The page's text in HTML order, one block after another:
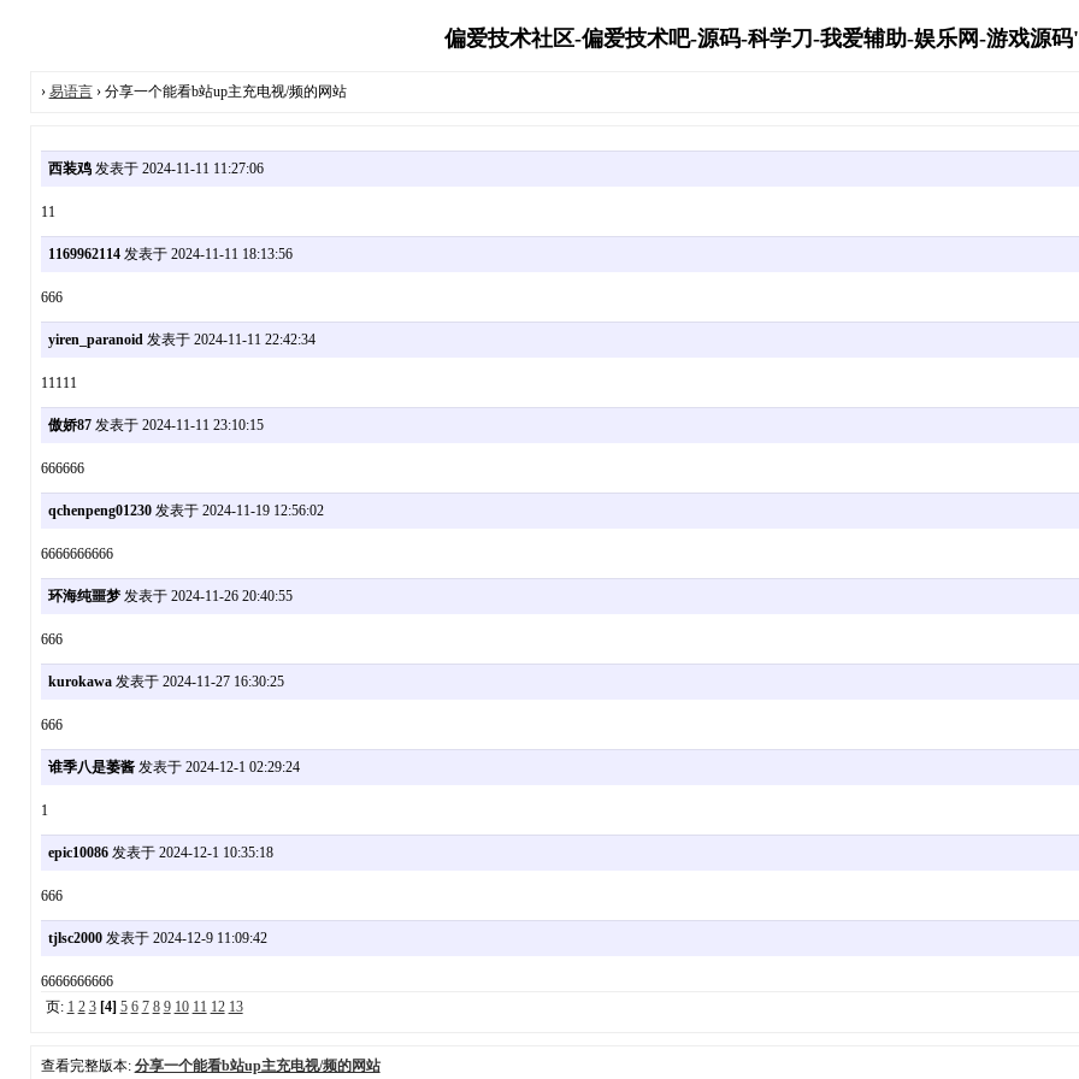
偏爱技术社区-偏爱技术吧-源码-科学刀-我爱辅助-娱乐网-游戏源
› 易语言› 分享一个能看b站up主充电视/频的网站
西装鸡发表于 2024-11-11 11:27:06
11
1169962114发表于 2024-11-11 18:13:56
666
yiren_paranoid发表于 2024-11-11 22:42:34
11111
傲娇87发表于 2024-11-11 23:10:15
666666
qchenpeng01230发表于 2024-11-19 12:56:02
6666666666
环海纯噩梦发表于 2024-11-26 20:40:55
666
kurokawa发表于 2024-11-27 16:30:25
666
谁季八是萎酱发表于 2024-12-1 02:29:24
1
epic10086发表于 2024-12-1 10:35:18
666
tjlsc2000发表于 2024-12-9 11:09:42
6666666666
页: 1 2 3 [4] 5 6 7 8 9 10 11 12 13
查看完整版本: 分享一个能看b站up主充电视/频的网站